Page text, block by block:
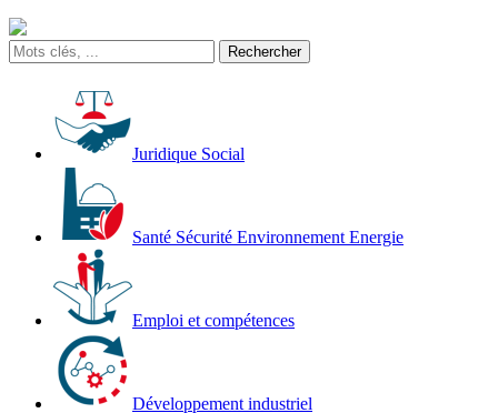
Juridique Social
Santé Sécurité Environnement Energie
Emploi et compétences
Développement industriel